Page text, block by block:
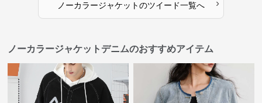
ノーカラージャケットのツイード一覧へ ›
ノーカラージャケットデニムのおすすめアイテム